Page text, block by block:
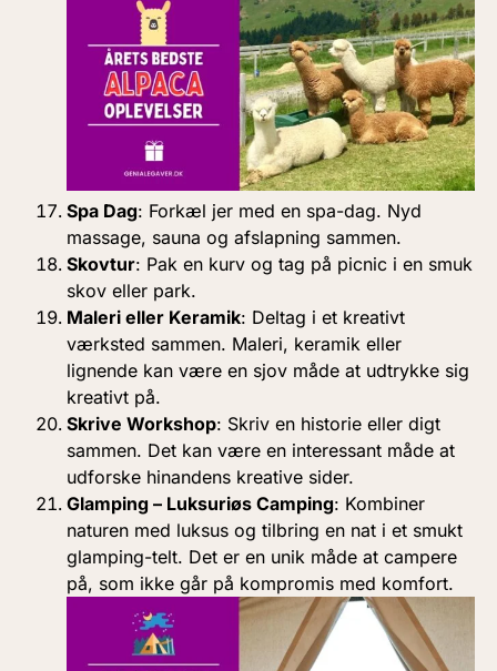
Spa Dag: Forkæl jer med en spa-dag. Nyd
massage, sauna og afslapning sammen.
Skovtur: Pak en kurv og tag på picnic i en smuk
skov eller park.
Maleri eller Keramik: Deltag i et kreativt
værksted sammen. Maleri, keramik eller
lignende kan være en sjov måde at udtrykke sig
kreativt på.
Skrive Workshop: Skriv en historie eller digt
sammen. Det kan være en interessant måde at
udforske hinandens kreative sider.
Glamping – Luksuriøs Camping: Kombiner
naturen med luksus og tilbring en nat i et smukt
glamping-telt. Det er en unik måde at campere
på, som ikke går på kompromis med komfort.